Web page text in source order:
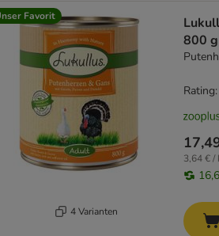
Favorit
4 Varianten
800 g
3,64 € /